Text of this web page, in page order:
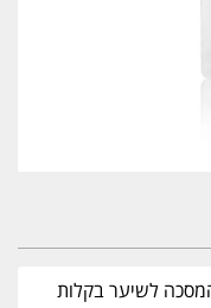
לשיער בקלות